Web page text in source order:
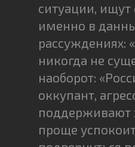
ситуации, ищут
именно в
рассуждениях:
никогда не
наоборот:
оккупант,
поддерживают
проще